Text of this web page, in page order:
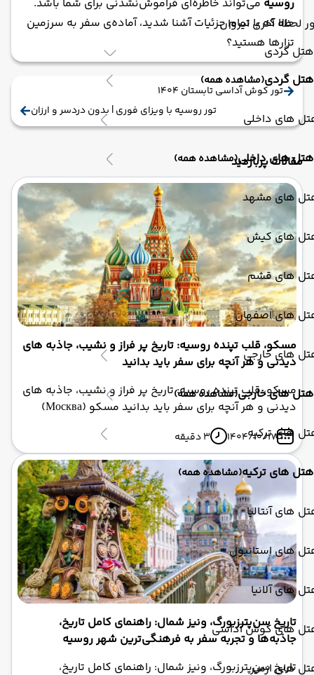
لحظه آخری ایروان
هتل گردی
هتل گردی(مشاهده همه)
های داخلی
هتل های داخلی(مشاهده همه)
های مشهد
های کیش
های قشم
های اصفهان
های خارجی
هتل های خارجی(مشاهده همه)
های ترکیه
هتل های ترکیه(مشاهده همه)
های آنتالیا
های استانبول
های آلانیا
های کوش آداسی
های ازمیر
روسیه می‌تواند خاطره‌ای فراموش‌نشدنی برای شما باشد.
حالا که با تمام جزئیات آشنا شدید، آماده‌ی سفر به سرزمین
تزارها هستید؟
تور کوش آداسی تابستان 1404
تور روسیه با ویزای فوری | بدون دردسر و ارزان
مقالات پربازدید
مسکو، قلب تپنده روسیه: تاریخ پر فراز و نشیب، جاذبه های
دیدنی و هر آنچه برای سفر باید بدانید
مسکو، قلب تپنده روسیه: تاریخ پر فراز و نشیب، جاذبه های
دیدنی و هر آنچه برای سفر باید بدانید مسکو (Москва)
پایتخت و پرجمعیت‌ترین شهر روسیه است که با جمعیتی
میلیون نفر در کلان‌شهر، یکی از بزرگترین کلان‌شهرهای اروپا
و جهان محسوب می‌شود. این شهر بر کناره رود مسکو بنا
شده و به عنوان مرکز سیاسی، اقتصادی، فرهنگی و علمی
فدراسیون روسیه شناخته می‌شود. مسکو با بیش از ۸۷۰
سال تاریخ، صحنه تحولات بزرگ از حکومت تزاری تا پایتخت
اتحاد جماهیر شوروی و مرکز روسیه مدرن امروزی بوده
است.
1404/10/17 3 دقیقه
تاریخ سن‌پترزبورگ، ونیز شمال: راهنمای کامل تاریخ،
جاذبه‌ها و تجربه سفر به فرهنگی‌ترین شهر روسیه
تاریخ سن‌پترزبورگ، ونیز شمال: راهنمای کامل تاریخ،